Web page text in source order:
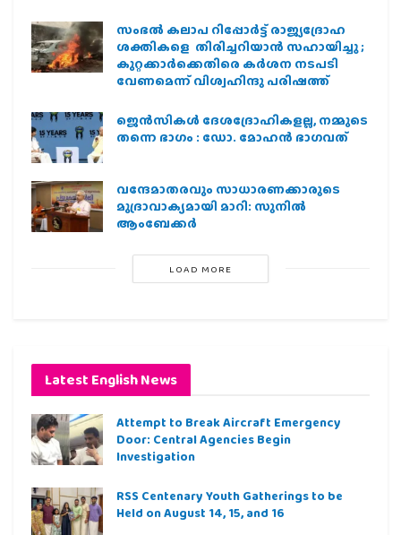
സംഭൽ കലാപ റിപ്പോർട്ട് രാജ്യദ്രോഹ
ശക്തികളെ തിരിച്ചറിയാൻ സഹായിച്ചു ;
കുറ്റക്കാർക്കെതിരെ കർശന നടപടി
വേണമെന്ന് വിശ്വഹിന്ദു പരിഷത്ത്
ജെന്‍സികള്‍ ദേശദ്രോഹികളല്ല, നമ്മുടെ
തന്നെ ഭാഗം : ഡോ. മോഹന്‍ ഭാഗവത്
വന്ദേമാതരവും സാധാരണക്കാരുടെ
മുദ്രാവാക്യമായി മാറി: സുനിൽ
ആംബേക്കർ
LOAD MORE
Latest English News
Attempt to Break Aircraft Emergency
Door: Central Agencies Begin
Investigation
RSS Centenary Youth Gatherings to be
Held on August 14, 15, and 16